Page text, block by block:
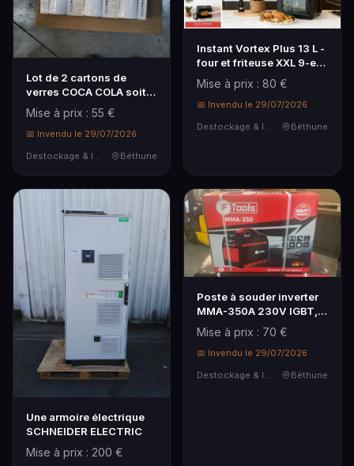
Lot de 2 cartons de
verres COCA COLA soit
60 verres
Mise à prix : 55 €
📅 Invendu le 29/07/2026
Destockage & Invendus
Béthune
Instant Vortex Plus 13 L -
four et friteuse XXL 9-en-
1 (griller, rôtir, cuire,
toaster, déshydrater…),
1700 W - avec ...
Mise à prix : 80 €
📅 Invendu le 29/07/2026
Béthune
Une armoire électrique
SCHNEIDER ELECTRIC
Mise à prix : 200 €
Poste à souder inverter
MMA-350A 230V IGBT,
avec fonctions Hot Start,
Arc Force et Anti-Stick,
adapté à divers matéri...
Mise à prix : 70 €
📅 Invendu le 29/07/2026
Destockage & Invendus
Béthune